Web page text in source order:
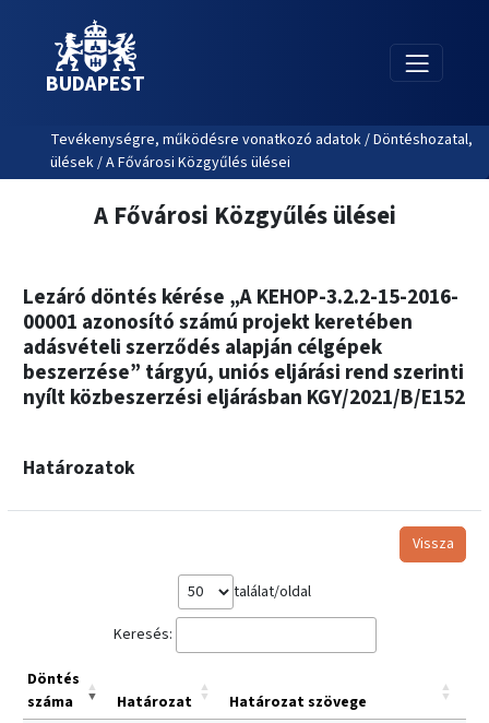
BUDAPEST
Tevékenységre, működésre vonatkozó adatok / Döntéshozatal,
ülések / A Fővárosi Közgyűlés ülései
A Fővárosi Közgyűlés ülései
Lezáró döntés kérése „A KEHOP-3.2.2-15-2016-
00001 azonosító számú projekt keretében
adásvételi szerződés alapján célgépek
beszerzése” tárgyú, uniós eljárási rend szerinti
nyílt közbeszerzési eljárásban KGY/2021/B/E152
Határozatok
Vissza
találat/oldal
Keresés:
Döntés
száma
Határozat
Határozat szövege